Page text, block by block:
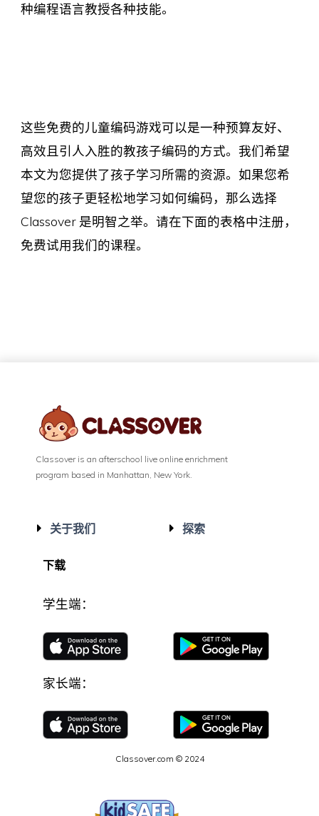
种编程语言教授各种技能。
这些免费的儿童编码游戏可以是一种预算友好、
高效且引人入胜的教孩子编码的方式。我们希望
本文为您提供了孩子学习所需的资源。如果您希
望您的孩子更轻松地学习如何编码，那么选择
Classover 是明智之举。请在下面的表格中注册，
免费试用我们的课程。
Classover is an afterschool live online enrichment
program based in Manhattan, New York.
关于我们 探索
下载
学生端：
家长端：
Classover.com © 2024